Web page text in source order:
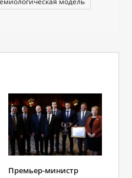
Премьер-министр